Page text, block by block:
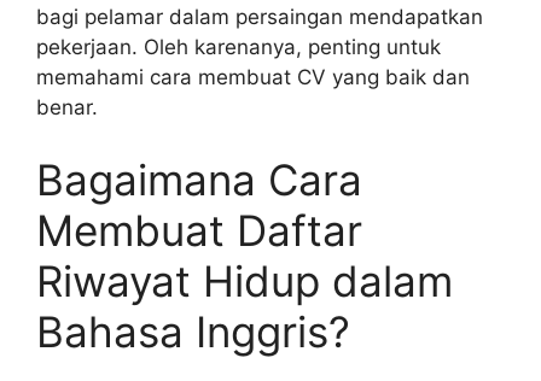
bagi pelamar dalam persaingan mendapatkan
pekerjaan. Oleh karenanya, penting untuk
memahami cara membuat CV yang baik dan
benar.
Bagaimana Cara
Membuat Daftar
Riwayat Hidup dalam
Bahasa Inggris?